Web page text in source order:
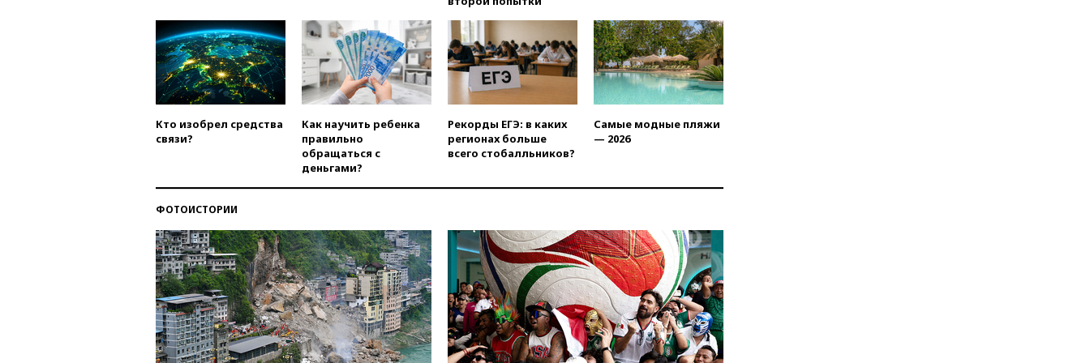
«Родина» просит
Верховный суд снять «Яблоко»
с выборов
13:11
Путин обсудил с
президентом ОАЭ ситуацию в
Украине
13:09
запустить групповые
безвизовые турпоездки для
Вьетнама
12:36Экспорт растворимого
кофе из России достиг
рекордных показателей
12:30Российские войска
взяли под контроль село
Кто изобрел средства
связи?
Как научить ребенка
правильно
обращаться с
деньгами?
Рекорды ЕГЭ: в каких
регионах больше
всего стобалльников?
Самые модные пляжи
— 2026
ФОТОИСТОРИИ